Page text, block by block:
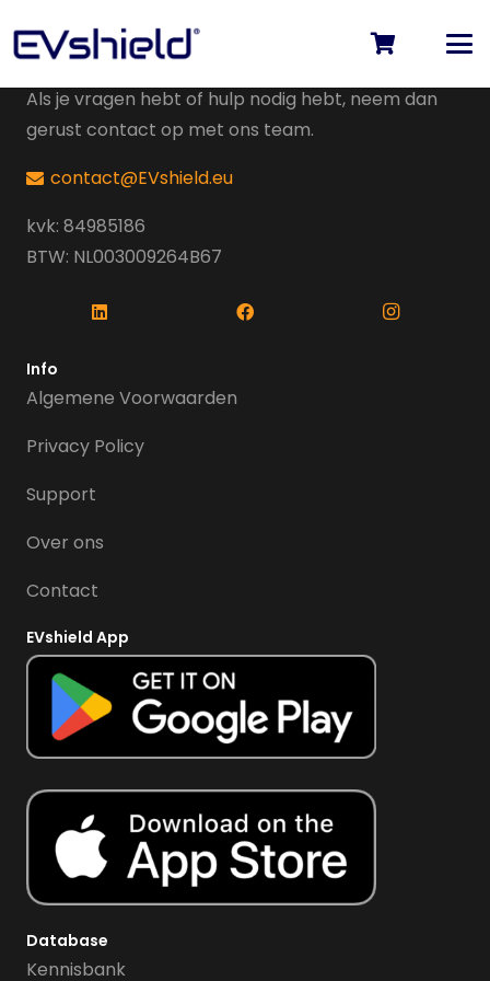
Contact
Als je vragen hebt of hulp nodig hebt, neem dan
gerust contact op met ons team.
contact@EVshield.eu
kvk: 84985186
BTW: NL003009264B67
Info
Algemene Voorwaarden
Privacy Policy
Support
Over ons
Contact
EVshield App
Database
Kennisbank